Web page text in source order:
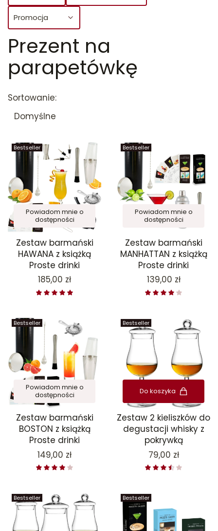
Promocja
Koniec filtrów
Prezent na
parapetówkę
Lista produktów
Sortowanie:
Domyślne
Bestseller
Powiadom mnie o
dostępności
Zestaw barmański
HAWANA z książką
Proste drinki
Cena
185,00 zł
Bestseller
Powiadom mnie o
dostępności
Zestaw barmański
MANHATTAN z książką
Proste drinki
Cena
139,00 zł
Bestseller
Powiadom mnie o
dostępności
Zestaw barmański
BOSTON z książką
Proste drinki
Cena
149,00 zł
Bestseller
Do koszyka
Zestaw 2 kieliszków do
degustacji whisky z
pokrywką
Cena
79,00 zł
Bestseller Bestseller